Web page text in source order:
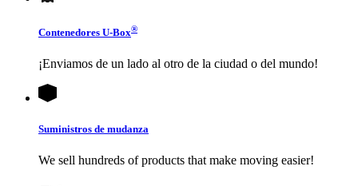
Contenedores U-Box®
¡Enviamos de un lado al otro de la ciudad o del mundo!
Suministros de mudanza
We sell hundreds of products that make moving easier!